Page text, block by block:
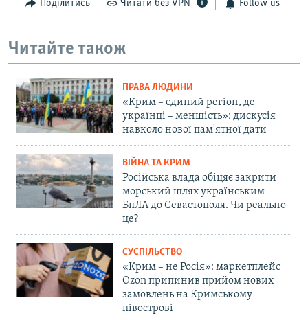
Поділитись Читати без VPN Follow us
Читайте також
ПРАВА ЛЮДИНИ
«Крим – єдиний регіон, де
українці – меншість»: дискусія
навколо нової пам'ятної дати
ВІЙНА ТА КРИМ
Російська влада обіцяє закрити
морський шлях українським
БпЛА до Севастополя. Чи реально
це?
СУСПІЛЬСТВО
«Крим – не Росія»: маркетплейс
Ozon припинив прийом нових
замовлень на Кримському
півострові